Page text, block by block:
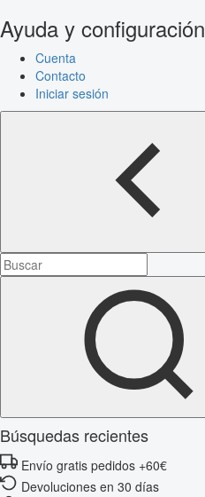
Ayuda y configuración
Cuenta
Contacto
Iniciar sesión
Búsquedas recientes
Envío gratis pedidos +60€
Devoluciones en 30 días